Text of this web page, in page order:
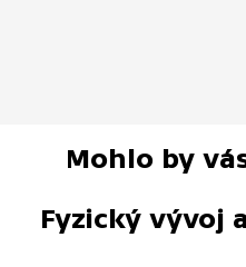
Mohlo by
Fyzický vývoj